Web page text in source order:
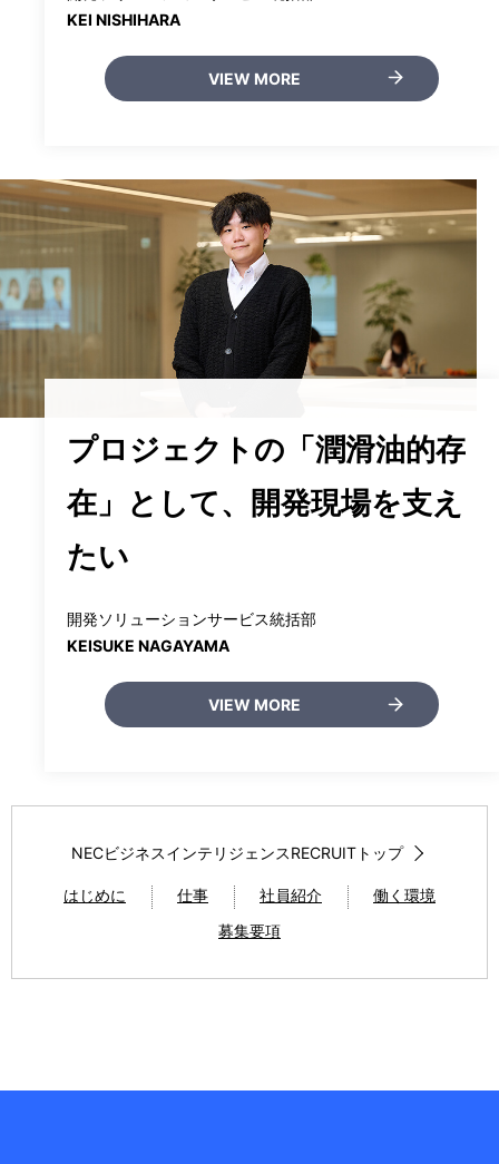
KEI NISHIHARA
VIEW MORE
プロジェクトの「潤滑油的存
在」として、開発現場を支え
たい
開発ソリューションサービス統括部
KEISUKE NAGAYAMA
VIEW MORE
NECビジネスインテリジェンスRECRUITトップ
はじめに 仕事 社員紹介
働く環境
募集要項